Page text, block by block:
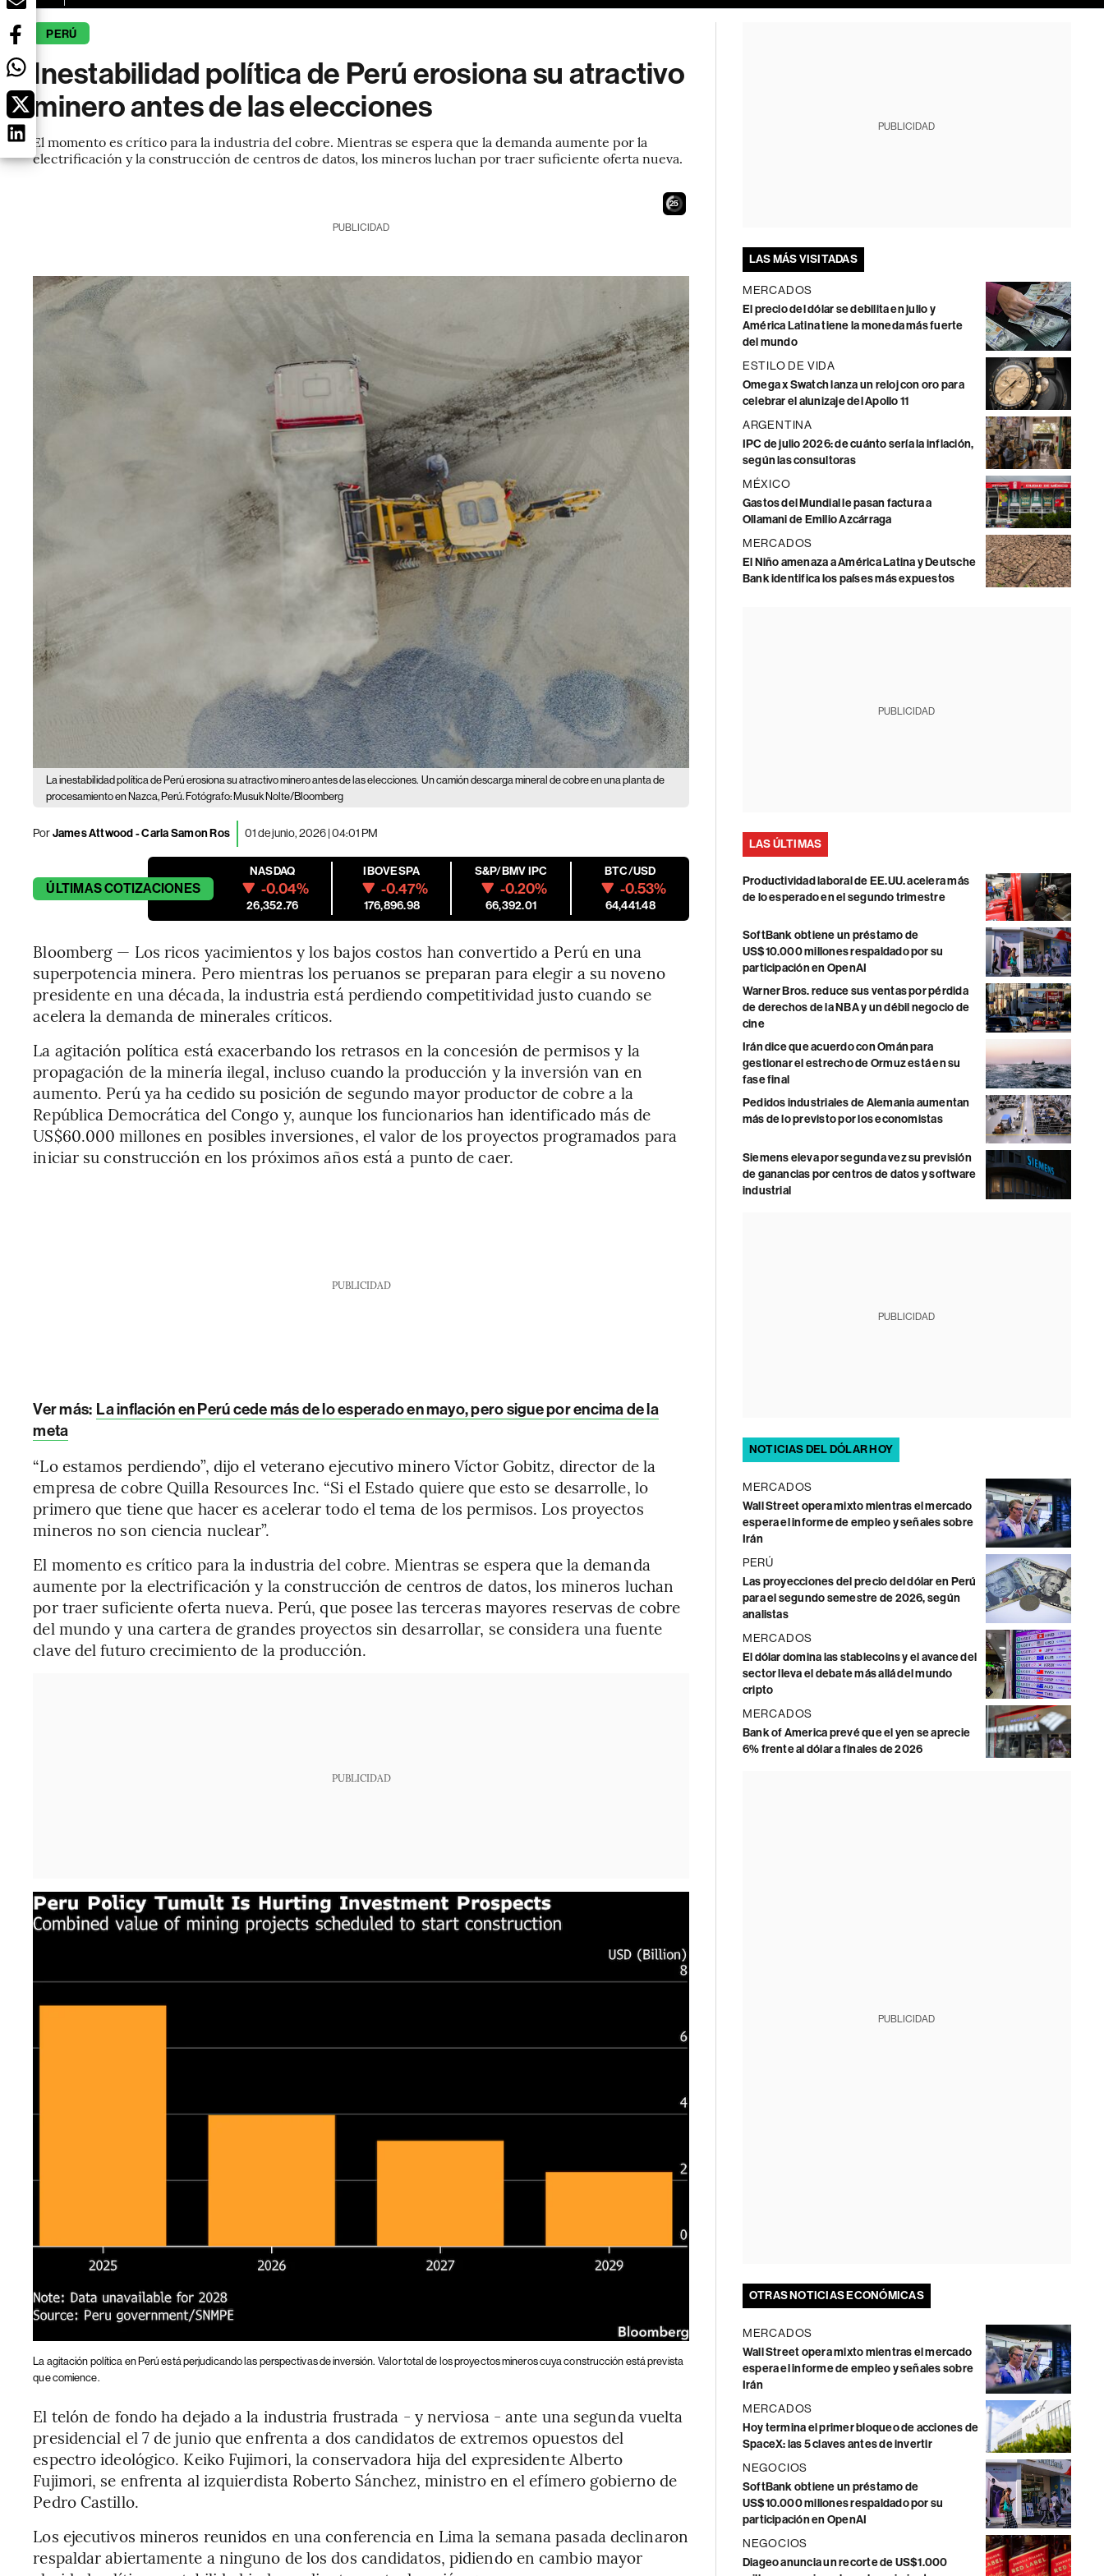
PERÚ
Inestabilidad política de Perú erosiona su atractivo
minero antes de las elecciones
El momento es crítico para la industria del cobre. Mientras se espera que la demanda aumente por la
electrificación y la construcción de centros de datos, los mineros luchan por traer suficiente oferta nueva.
24
PUBLICIDAD
La inestabilidad política de Perú erosiona su atractivo minero antes de las elecciones. Un camión descarga mineral de cobre en una planta de
procesamiento en Nazca, Perú. Fotógrafo: Musuk Nolte/Bloomberg
PorJames Attwood - Carla Samon Ros 01 de junio, 2026 | 04:01 PM
ÚLTIMASCOTIZACIONES
NASDAQ
-0.04%
26,352.76
IBOVESPA
-0.47%
176,896.98
S&P/BMV IPC
-0.20%
66,392.01
BTC/USD
-0.53%
64,441.48
Bloomberg — Los ricos yacimientos y los bajos costos han convertido a Perú en una
superpotencia minera. Pero mientras los peruanos se preparan para elegir a su noveno
presidente en una década, la industria está perdiendo competitividad justo cuando se
acelera la demanda de minerales críticos.
La agitación política está exacerbando los retrasos en la concesión de permisos y la
propagación de la minería ilegal, incluso cuando la producción y la inversión van en
aumento. Perú ya ha cedido su posición de segundo mayor productor de cobre a la
República Democrática del Congo y, aunque los funcionarios han identificado más de
US$60.000 millones en posibles inversiones, el valor de los proyectos programados para
iniciar su construcción en los próximos años está a punto de caer.
PUBLICIDAD
Ver más: La inflación en Perú cede más de lo esperado en mayo, pero sigue por encima de la
meta
“Lo estamos perdiendo”, dijo el veterano ejecutivo minero Víctor Gobitz, director de la
empresa de cobre Quilla Resources Inc. “Si el Estado quiere que esto se desarrolle, lo
primero que tiene que hacer es acelerar todo el tema de los permisos. Los proyectos
mineros no son ciencia nuclear”.
El momento es crítico para la industria del cobre. Mientras se espera que la demanda
aumente por la electrificación y la construcción de centros de datos, los mineros luchan
por traer suficiente oferta nueva. Perú, que posee las terceras mayores reservas de cobre
del mundo y una cartera de grandes proyectos sin desarrollar, se considera una fuente
clave del futuro crecimiento de la producción.
PUBLICIDAD
La agitación política en Perú está perjudicando las perspectivas de inversión. Valor total de los proyectos mineros cuya construcción está prevista
que comience.
El telón de fondo ha dejado a la industria frustrada - y nerviosa - ante una segunda vuelta
presidencial el 7 de junio que enfrenta a dos candidatos de extremos opuestos del
espectro ideológico. Keiko Fujimori, la conservadora hija del expresidente Alberto
Fujimori, se enfrenta al izquierdista Roberto Sánchez, ministro en el efímero gobierno de
Pedro Castillo.
Los ejecutivos mineros reunidos en una conferencia en Lima la semana pasada declinaron
respaldar abiertamente a ninguno de los dos candidatos, pidiendo en cambio mayor
PUBLICIDAD
LAS MÁS VISITADAS
MERCADOS
El precio del dólar se debilita en julio y
América Latina tiene la moneda más fuerte
del mundo
ESTILO DE VIDA
Omega x Swatch lanza un reloj con oro para
celebrar el alunizaje del Apollo 11
ARGENTINA
IPC de julio 2026: de cuánto sería la inflación,
según las consultoras
MÉXICO
Gastos del Mundial le pasan factura a
Ollamani de Emilio Azcárraga
MERCADOS
El Niño amenaza a América Latina y Deutsche
Bank identifica los países más expuestos
PUBLICIDAD
LAS ÚLTIMAS
Productividad laboral de EE.UU. acelera más
de lo esperado en el segundo trimestre
SoftBank obtiene un préstamo de
US$10.000 millones respaldado por su
participación en OpenAI
Warner Bros. reduce sus ventas por pérdida
de derechos de la NBA y un débil negocio de
cine
Irán dice que acuerdo con Omán para
gestionar el estrecho de Ormuz está en su
fase final
Pedidos industriales de Alemania aumentan
más de lo previsto por los economistas
Siemens eleva por segunda vez su previsión
de ganancias por centros de datos y software
industrial
PUBLICIDAD
NOTICIAS DEL DÓLAR HOY
MERCADOS
Wall Street opera mixto mientras el mercado
espera el informe de empleo y señales sobre
Irán
PERÚ
Las proyecciones del precio del dólar en Perú
para el segundo semestre de 2026, según
analistas
MERCADOS
El dólar domina las stablecoins y el avance del
sector lleva el debate más allá del mundo
cripto
MERCADOS
Bank of America prevé que el yen se aprecie
6% frente al dólar a finales de 2026
PUBLICIDAD
OTRAS NOTICIAS ECONÓMICAS
MERCADOS
Wall Street opera mixto mientras el mercado
espera el informe de empleo y señales sobre
Irán
MERCADOS
Hoy termina el primer bloqueo de acciones de
SpaceX: las 5 claves antes de invertir
NEGOCIOS
SoftBank obtiene un préstamo de
US$10.000 millones respaldado por su
participación en OpenAI
NEGOCIOS
Diageo anuncia un recorte de US$1.000